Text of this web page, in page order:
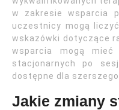
w zakresie wsparcia
uczestnicy mogą
wskazówki dotyczące
wsparcia mogą
stacjonarnych po
dostępne dla szerszego
Jakie zmiany